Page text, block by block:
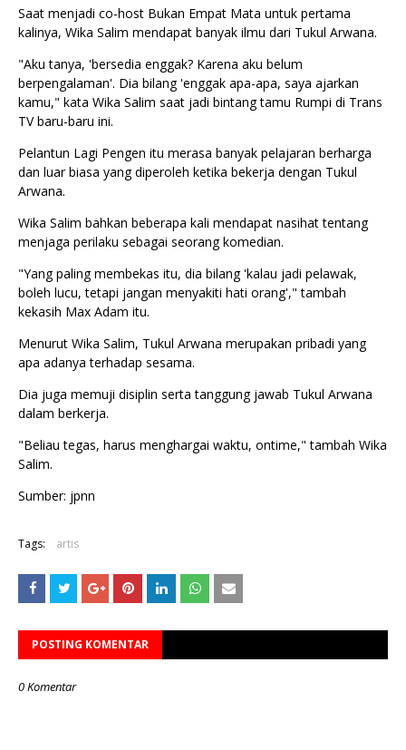
Saat menjadi co-host Bukan Empat Mata untuk pertama
kalinya, Wika Salim mendapat banyak ilmu dari Tukul Arwana.
"Aku tanya, 'bersedia enggak? Karena aku belum
berpengalaman'. Dia bilang 'enggak apa-apa, saya ajarkan
kamu," kata Wika Salim saat jadi bintang tamu Rumpi di Trans
TV baru-baru ini.
Pelantun Lagi Pengen itu merasa banyak pelajaran berharga
dan luar biasa yang diperoleh ketika bekerja dengan Tukul
Arwana.
Wika Salim bahkan beberapa kali mendapat nasihat tentang
menjaga perilaku sebagai seorang komedian.
"Yang paling membekas itu, dia bilang 'kalau jadi pelawak,
boleh lucu, tetapi jangan menyakiti hati orang'," tambah
kekasih Max Adam itu.
Menurut Wika Salim, Tukul Arwana merupakan pribadi yang
apa adanya terhadap sesama.
Dia juga memuji disiplin serta tanggung jawab Tukul Arwana
dalam berkerja.
"Beliau tegas, harus menghargai waktu, ontime," tambah Wika
Salim.
Sumber: jpnn
Tags: artis
POSTING KOMENTAR
0 Komentar